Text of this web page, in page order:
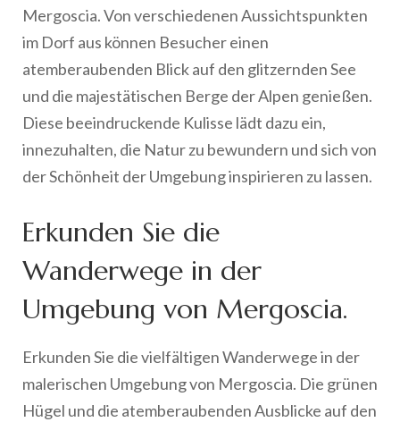
Mergoscia. Von verschiedenen Aussichtspunkten
im Dorf aus können Besucher einen
atemberaubenden Blick auf den glitzernden See
und die majestätischen Berge der Alpen genießen.
Diese beeindruckende Kulisse lädt dazu ein,
innezuhalten, die Natur zu bewundern und sich von
der Schönheit der Umgebung inspirieren zu lassen.
Erkunden Sie die
Wanderwege in der
Umgebung von Mergoscia.
Erkunden Sie die vielfältigen Wanderwege in der
malerischen Umgebung von Mergoscia. Die grünen
Hügel und die atemberaubenden Ausblicke auf den